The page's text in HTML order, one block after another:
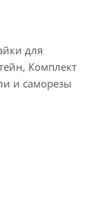
для
Комплект
и саморезы